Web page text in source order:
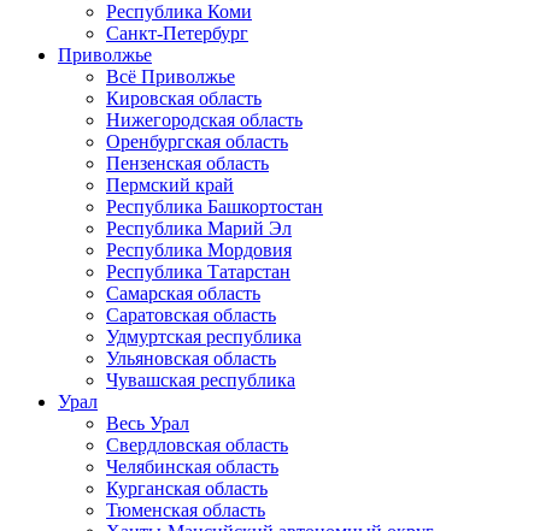
Республика Коми
Санкт-Петербург
Приволжье
Всё Приволжье
Кировская область
Нижегородская область
Оренбургская область
Пензенская область
Пермский край
Республика Башкортостан
Республика Марий Эл
Республика Мордовия
Республика Татарстан
Самарская область
Саратовская область
Удмуртская республика
Ульяновская область
Чувашская республика
Урал
Весь Урал
Свердловская область
Челябинская область
Курганская область
Тюменская область